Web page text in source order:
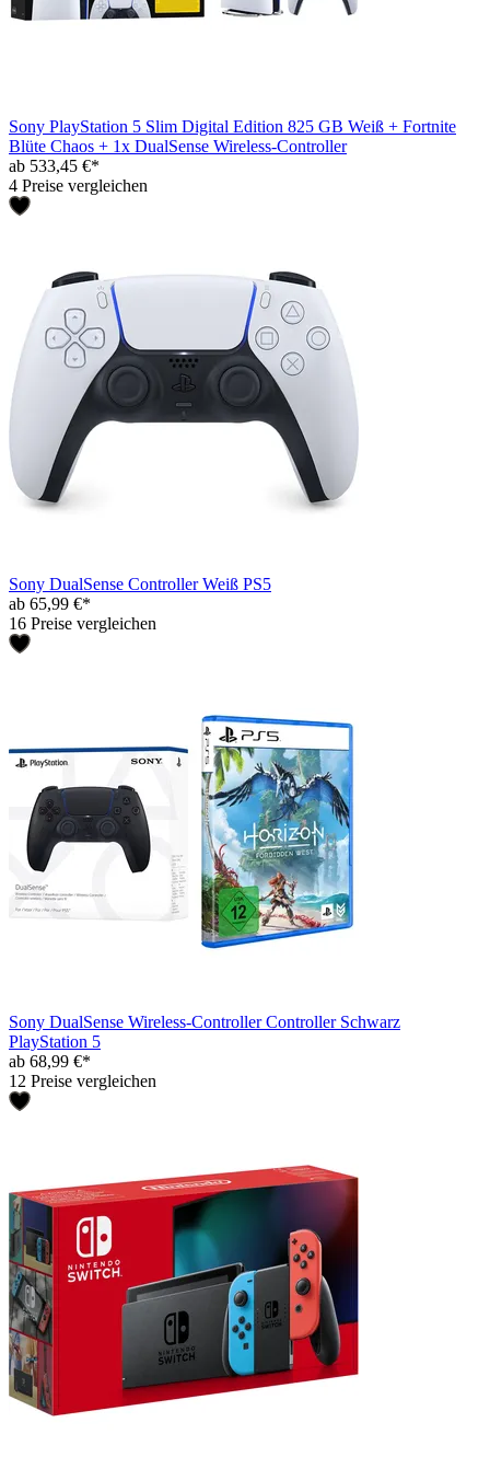
Sony PlayStation 5 Slim Digital Edition 825 GB Weiß + Fortnite
Blüte Chaos + 1x DualSense Wireless-Controller
ab 533,45 €*
4 Preise vergleichen
Sony DualSense Controller Weiß PS5
ab 65,99 €*
16 Preise vergleichen
Sony DualSense Wireless-Controller Controller Schwarz
PlayStation 5
ab 68,99 €*
12 Preise vergleichen